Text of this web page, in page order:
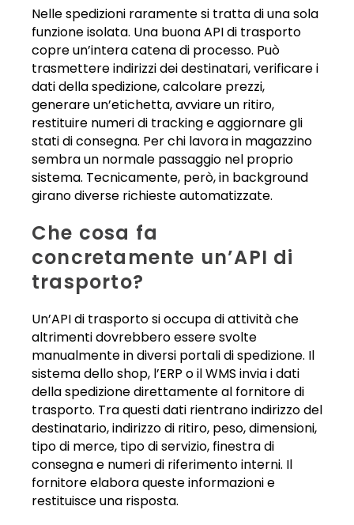
Nelle spedizioni raramente si tratta di una sola
funzione isolata. Una buona API di trasporto
copre un’intera catena di processo. Può
trasmettere indirizzi dei destinatari, verificare i
dati della spedizione, calcolare prezzi,
generare un’etichetta, avviare un ritiro,
restituire numeri di tracking e aggiornare gli
stati di consegna. Per chi lavora in magazzino
sembra un normale passaggio nel proprio
sistema. Tecnicamente, però, in background
girano diverse richieste automatizzate.
Che cosa fa
concretamente un’API di
trasporto?
Un’API di trasporto si occupa di attività che
altrimenti dovrebbero essere svolte
manualmente in diversi portali di spedizione. Il
sistema dello shop, l’ERP o il WMS invia i dati
della spedizione direttamente al fornitore di
trasporto. Tra questi dati rientrano indirizzo del
destinatario, indirizzo di ritiro, peso, dimensioni,
tipo di merce, tipo di servizio, finestra di
consegna e numeri di riferimento interni. Il
fornitore elabora queste informazioni e
restituisce una risposta.